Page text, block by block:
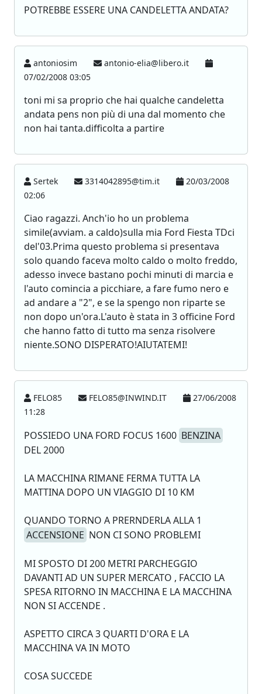
POTREBBE ESSERE UNA CANDELETTA ANDATA?
antoniosim
antonio-elia@libero.it
07/02/2008 03:05
toni mi sa proprio che hai qualche candeletta
andata pens non più di una dal momento che
non hai tanta.difficolta a partire
Sertek 3314042895@tim.it
20/03/2008
02:06
Ciao ragazzi. Anch'io ho un problema
simile(avviam. a caldo)sulla mia Ford Fiesta TDci
del'03.Prima questo problema si presentava
solo quando faceva molto caldo o molto freddo,
adesso invece bastano pochi minuti di marcia e
l'auto comincia a picchiare, a fare fumo nero e
ad andare a "2", e se la spengo non riparte se
non dopo un'ora.L'auto è stata in 3 officine Ford
che hanno fatto di tutto ma senza risolvere
niente.SONO DISPERATO!AIUTATEMI!
FELO85 FELO85@INWIND.IT
27/06/2008
11:28
POSSIEDO UNA FORD FOCUS 1600 BENZINA
DEL 2000
LA MACCHINA RIMANE FERMA TUTTA LA
MATTINA DOPO UN VIAGGIO DI 10 KM
QUANDO TORNO A PRERNDERLA ALLA 1
ACCENSIONE NON CI SONO PROBLEMI
MI SPOSTO DI 200 METRI PARCHEGGIO
DAVANTI AD UN SUPER MERCATO , FACCIO LA
SPESA RITORNO IN MACCHINA E LA MACCHINA
NON SI ACCENDE .
ASPETTO CIRCA 3 QUARTI D'ORA E LA
MACCHINA VA IN MOTO
COSA SUCCEDE